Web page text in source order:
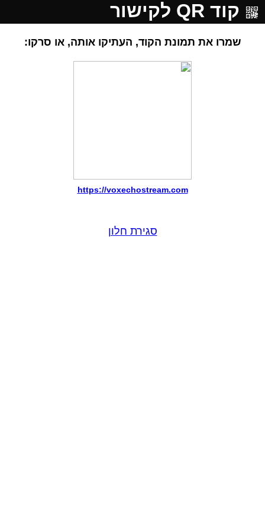
קוד QR לקישור
שמרו את תמונת הקוד, העתיקו אותה, או סרקו:
https://voxechostream.com
סגירת חלון